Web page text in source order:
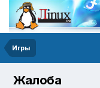
Игры
Жалоба